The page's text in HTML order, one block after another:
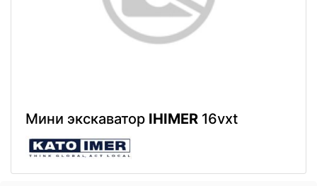
Мини экскаватор IHIMER 16vxt